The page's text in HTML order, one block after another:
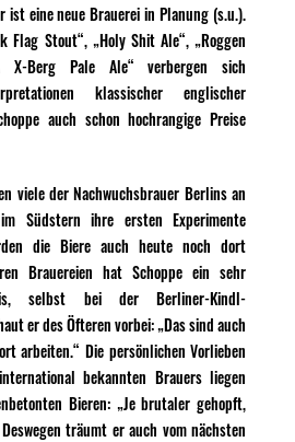
ist eine neue Brauerei in Planung (s.u.).
Flag Stout“, „Holy Shit Ale“, „Roggen
X-Berg Pale Ale“ verbergen sich
klassischer englischer
auch schon hochrangige Preise
viele der Nachwuchsbrauer Berlins an
Südstern ihre ersten Experimente
die Biere auch heute noch dort
Brauereien hat Schoppe ein sehr
selbst bei der Berliner-Kindl-
er des Öfteren vorbei: „Das sind auch
arbeiten.“ Die persönlichen Vorlieben
bekannten Brauers liegen
Bieren: „Je brutaler gehopft,
träumt er auch vom nächsten